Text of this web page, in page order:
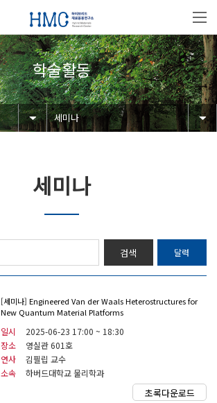
학술활동
세미나
세미나
검색 달력
[세미나] Engineered Van der Waals Heterostructures for
New Quantum Material Platforms
일시
2025-06-23 17:00 ~ 18:30
장소
영실관 601호
연사
김필립 교수
소속
하버드대학교 물리학과
초록다운로드